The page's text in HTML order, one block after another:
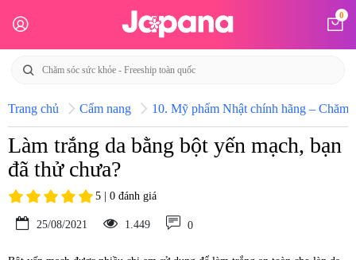
0
Trang chủ Cẩm nang 10. Mỹ phẩm Nhật chính hãng – Chăm
Làm trắng da bằng bột yến mạch, bạn
đã thử chưa?
5 | 0 đánh giá
25/08/2021 1.449 0